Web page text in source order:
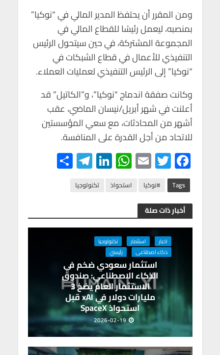
ومن المقرر أن يحتفظ المدير المالي في “نوكيا”
بمنصبه، ليعمل رئيسًا للقطاع المالي في
المجموعة المشتركة، في حين سيتحول الرئيس
التنفيذي للأعمال في قطاع الشبكات في
“نوكيا” إلى الرئيس التنفيذي لعمليات العملاء.
وكانت صفقة اندماج “نوكيا”، و”الكاتيل” قد
أعلنت في شهر أبريل/نيسان الماضي، عقب
أشهر من المحادثات، مع سعي المؤسستين
للاتحاد من أجل القدرة على المنافسة.
F
ac
e
b
o
o
k
T
wi
tt
er
E
m
ail
W
h
at
A
p
p
Li
n
ke
n
Te
le
gr
m
Tags #نوكيا استحواذ تكنولوجيا
أخبار ذات صلة
اخبار استثمار
تكنولوجيا
ذكاء اصطناعى
رئيسي
استثمار سعودي ضخم في
الذكاء الاصطناعي: صندوق
الاستثمار العام يضخ 3
مليارات دولار في xAI قبل
استحواذ SpaceX
2026-02-19